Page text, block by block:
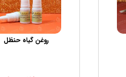
روغن گیاه حنظل